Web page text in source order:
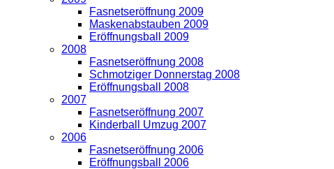
Fasnetseröffnung 2009
Maskenabstauben 2009
Eröffnungsball 2009
2008
Fasnetseröffnung 2008
Schmotziger Donnerstag 2008
Eröffnungsball 2008
2007
Fasnetseröffnung 2007
Kinderball Umzug 2007
2006
Fasnetseröffnung 2006
Eröffnungsball 2006